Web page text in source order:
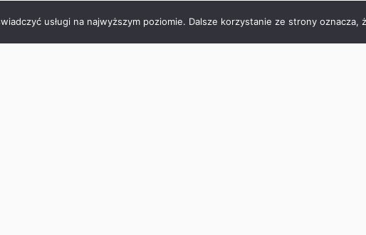
usługi na najwyższym poziomie. Dalsze korzystanie ze strony oznacza,